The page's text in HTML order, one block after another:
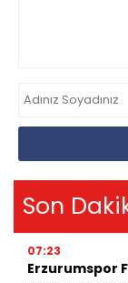
Son
07:23
Erzurumspor